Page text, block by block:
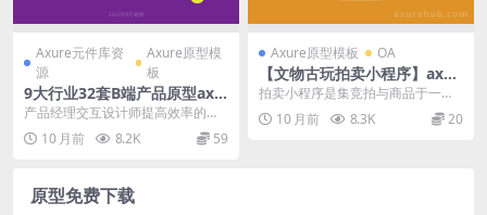
Axure元件库资
源
Axure原型模
板
9大行业32套B端产品原型axu
re源文件下载
产品经理交互设计师提高效率的资
源来了，axurehub资源站的永久会
员有福了，使...
10 月前 8.2K 59
Axure原型模板 OA
【文物古玩拍卖小程序】axur
e产品原型文档
拍卖小程序是集竞拍与商品于一身
的一款基于C端B2C产品，实现了购
买商品之余亦可参...
10 月前 8.3K 20
原型免费下载